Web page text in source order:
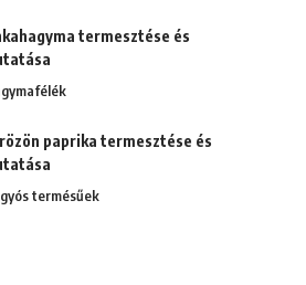
termesztése és
paprika termesztése és
termésűek